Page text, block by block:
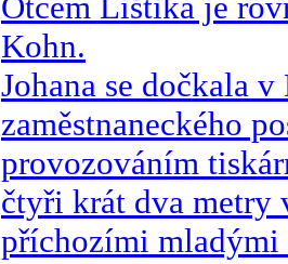
Kohn.
Johana se dočkala
zaměstnaneckého
provozováním
čtyři krát dva metry
příchozími mladými